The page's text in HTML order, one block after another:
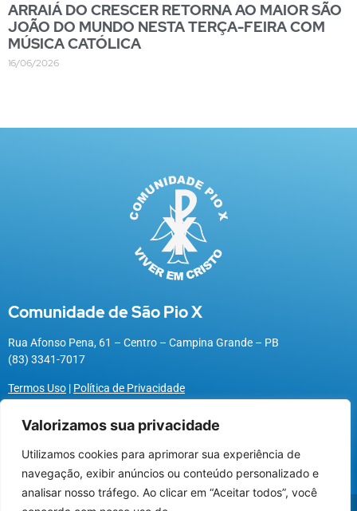
Utilizamos cookies para oferecer melhor
experiência, melhorar o desempenho, analisar
como você interage em nosso site e
Valorizamos sua privacidade
Utilizamos cookies para aprimorar sua experiência de
navegação, exibir anúncios ou conteúdo personalizado e
analisar nosso tráfego. Ao clicar em “Aceitar todos”, você
ARRAIÁ DO CRESCER RETORNA AO MAIOR SÃO
JOÃO DO MUNDO NESTA TERÇA-FEIRA COM
MÚSICA CATÓLICA
16/06/2026
Comunidade de São Pio X
Rua Afonso Pena, 61 – Centro – Campina Grande – PB
(83) 3341-7017
Termos Uso | Política de Privacidade